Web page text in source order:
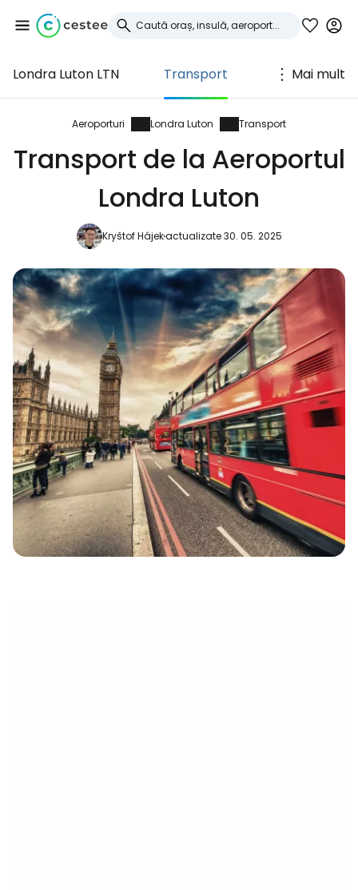
Londra Luton LTN Transport Mai mult
Aeroporturi Londra Luton Transport
Transport de la Aeroportul
Londra Luton
Kryštof Hájekactualizate 30. 05. 2025
Conectați-vă la
Cestee
... comunitatea mondială a călătorilor
Continuați cu Facebook
Continuați cu e-mailul